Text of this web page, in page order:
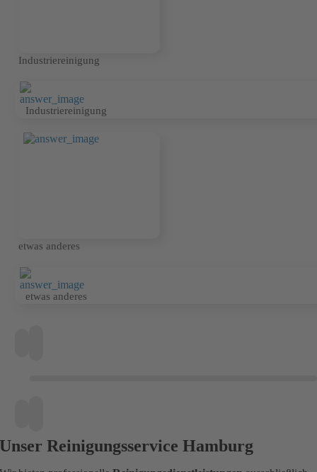
Industriereinigung
Industriereinigung
etwas anderes
etwas anderes
Unser Reinigungsservice Hamburg